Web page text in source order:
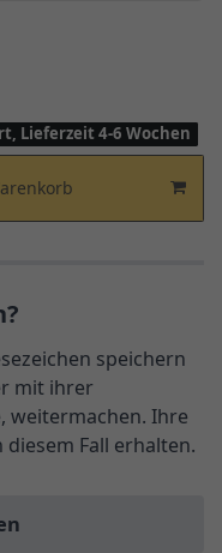
Lieferzeit 4-6 Wochen
speichern
mit ihrer
weitermachen. Ihre
Fall erhalten.